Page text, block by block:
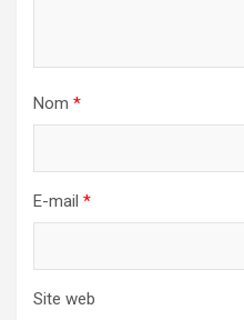
Nom *
E-mail *
Site web